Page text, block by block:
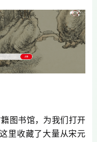
图书馆，为我们打开
里收藏了大量从宋元